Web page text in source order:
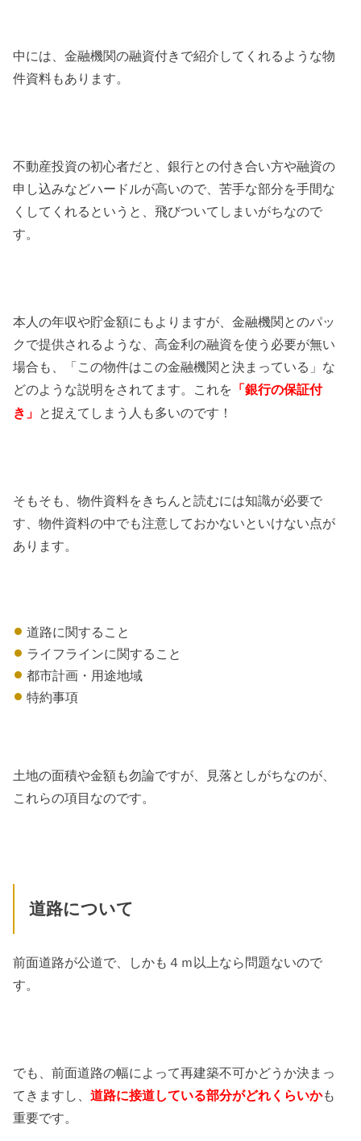
中には、金融機関の融資付きで紹介してくれるような物
件資料もあります。
不動産投資の初心者だと、銀行との付き合い方や融資の
申し込みなどハードルが高いので、苦手な部分を手間な
くしてくれるというと、飛びついてしまいがちなので
す。
本人の年収や貯金額にもよりますが、金融機関とのパッ
クで提供されるような、高金利の融資を使う必要が無い
場合も、「この物件はこの金融機関と決まっている」な
どのような説明をされてます。これを 「銀行の保証付
き」 と捉えてしまう人も多いのです！
そもそも、物件資料をきちんと読むには知識が必要で
す、物件資料の中でも注意しておかないといけない点が
あります。
道路に関すること
ライフラインに関すること
都市計画・用途地域
特約事項
土地の面積や金額も勿論ですが、見落としがちなのが、
これらの項目なのです。
道路について
前面道路が公道で、しかも４ｍ以上なら問題ないので
す。
でも、前面道路の幅によって再建築不可かどうか決まっ
てきますし、道路に接道している部分がどれくらいかも
重要です。